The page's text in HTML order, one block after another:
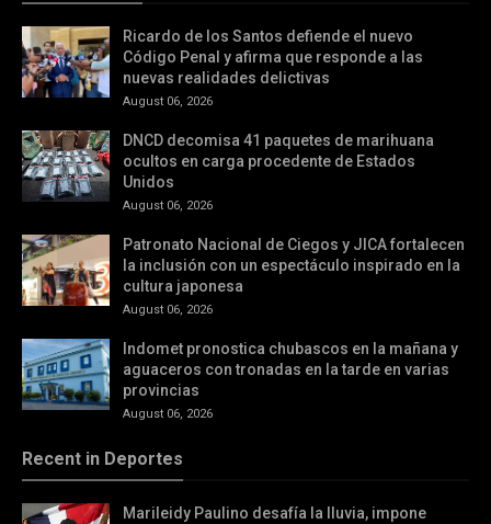
Ricardo de los Santos defiende el nuevo
Código Penal y afirma que responde a las
nuevas realidades delictivas
August 06, 2026
DNCD decomisa 41 paquetes de marihuana
ocultos en carga procedente de Estados
Unidos
August 06, 2026
Patronato Nacional de Ciegos y JICA fortalecen
la inclusión con un espectáculo inspirado en la
cultura japonesa
August 06, 2026
Indomet pronostica chubascos en la mañana y
aguaceros con tronadas en la tarde en varias
provincias
August 06, 2026
Recent in Deportes
Marileidy Paulino desafía la lluvia, impone